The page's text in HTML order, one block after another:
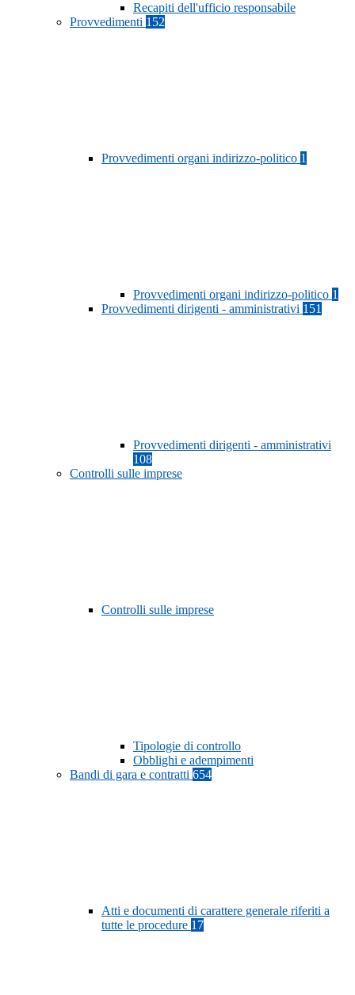
Recapiti dell'ufficio responsabile
Provvedimenti 152
Provvedimenti organi indirizzo-politico 1
Provvedimenti organi indirizzo-politico 1
Provvedimenti dirigenti - amministrativi 151
Provvedimenti dirigenti - amministrativi
108
Controlli sulle imprese
Controlli sulle imprese
Tipologie di controllo
Obblighi e adempimenti
Bandi di gara e contratti 654
Atti e documenti di carattere generale riferiti a
tutte le procedure 17